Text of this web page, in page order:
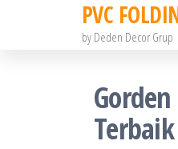
PVC
by Deden Decor Grup
Terbaik